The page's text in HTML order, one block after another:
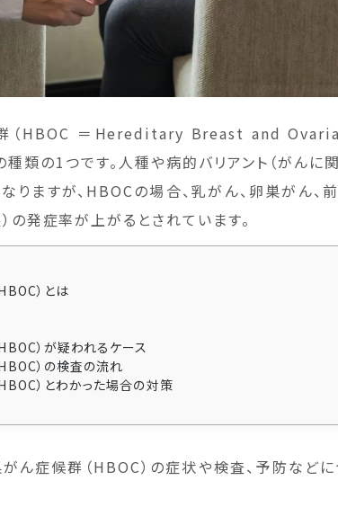
（HBOC ＝Hereditary Breast and
類の1つです。人種や病的バリアント（がんに
ますが、HBOCの場合、乳がん、卵巣がん、
の発症率が上がるとされています。
）とは
）が疑われるケース
）の検査の流れ
）とわかった場合の対策
ん症候群（HBOC）の症状や検査、予防など